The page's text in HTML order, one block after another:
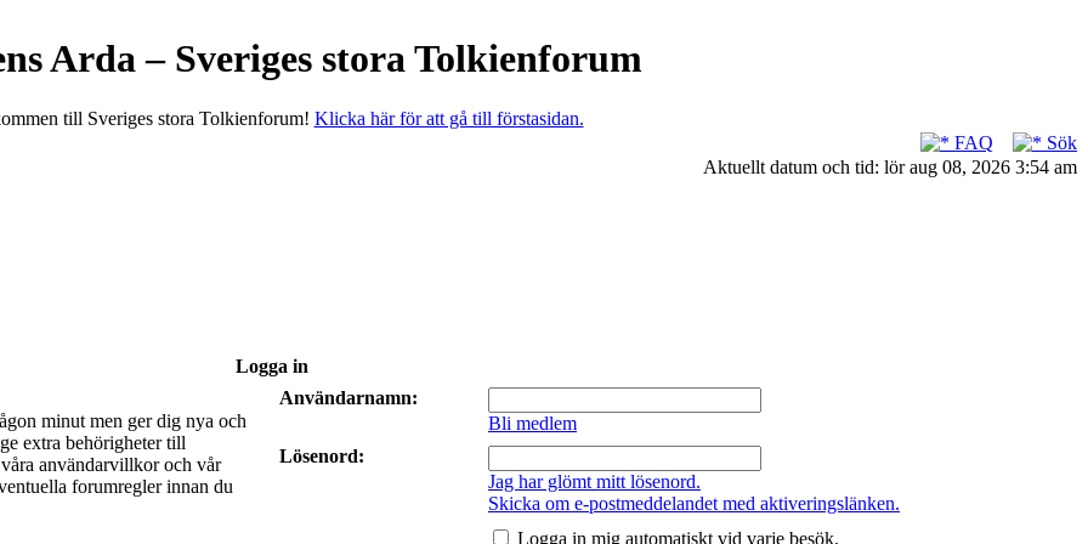
Arda – Sveriges stora Tolkienforum
till Sveriges stora Tolkienforum! Klicka här för att gå till förstasidan.
FAQ
Sök
Aktuellt datum och tid: lör aug 08, 2026 3:54 am
Logga in
minut men ger dig nya och
extra behörigheter till
användarvillkor och vår
forumregler innan du
Användarnamn:
Bli medlem
Lösenord:
Jag har glömt mitt lösenord.
Skicka om e-postmeddelandet med aktiveringslänken.
Logga in mig automatiskt vid varje besök.